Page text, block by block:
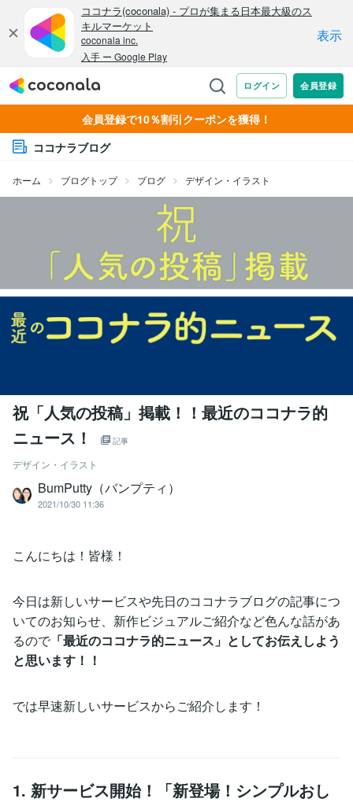
会員登録で10％割引クーポンを獲得！
ココナラブログ
ホーム ブログトップ ブログ デザイン・イラスト
祝「人気の投稿」掲載！！最近のココナラ的
ニュース！
記事
デザイン・イラスト
BumPutty（バンプティ）
2021/10/30 11:36
こんにちは！皆様！
今日は新しいサービスや先日のココナラブログの記事につ
いてのお知らせ、新作ビジュアルご紹介など色んな話があ
るので 「最近のココナラ的ニュース」としてお伝えしよう
と思います！！
では早速新しいサービスからご紹介します！
1. 新サービス開始！「新登場！シンプルおし